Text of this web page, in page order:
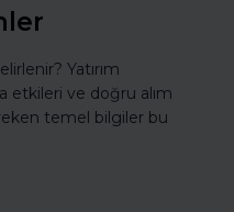
Yatırım
etkileri ve doğru alım
temel bilgiler bu